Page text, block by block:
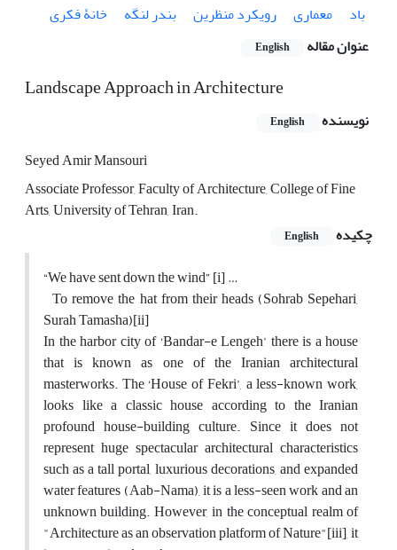
باد
معماری رویکرد منظرین بندر لنگه
خانۀ فکری
عنوان مقاله
English
Landscape Approach in Architecture
نویسنده English
Seyed Amir Mansouri
Associate Professor, Faculty of Architecture, College of Fine
Arts, University of Tehran, Iran.
چکیده
English
“We have sent down the wind” [i] …
To remove the hat from their heads (Sohrab Sepehari,
Surah Tamasha)[ii]
In the harbor city of ‘Bandar-e Lengeh’ there is a house
that is known as one of the Iranian architectural
masterworks. The ‘House of Fekri’, a less-known work,
looks like a classic house according to the Iranian
profound house-building culture. Since it does not
represent huge spectacular architectural characteristics
such as a tall portal, luxurious decorations, and expanded
water features (Aab-Nama), it is a less-seen work and an
unknown building. However, in the conceptual realm of
"Architecture as an observation platform of Nature"[iii], it